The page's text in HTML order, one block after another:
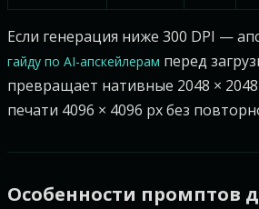
Если генерация ниже 300 DPI —
гайду по AI-апскейлерам перед
превращает нативные 2048 ×
печати 4096 × 4096 px без
Особенности промптов